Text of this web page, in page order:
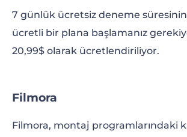
7 günlük ücretsiz deneme süresinin
ücretli bir plana başlamanız
20,99$ olarak ücretlendiriliyor.
Filmora
Filmora, montaj programlarındaki